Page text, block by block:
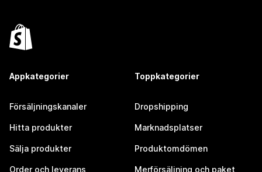
Appkategorier
Försäljningskanaler
Hitta produkter
Sälja produkter
Order och leverans
Toppkategorier
Dropshipping
Marknadsplatser
Produktomdömen
Merförsäljning och paket